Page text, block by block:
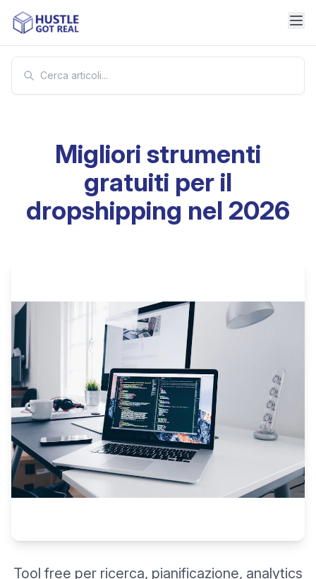
Migliori strumenti
gratuiti per il
dropshipping nel 2026
Tool free per ricerca, pianificazione, analytics